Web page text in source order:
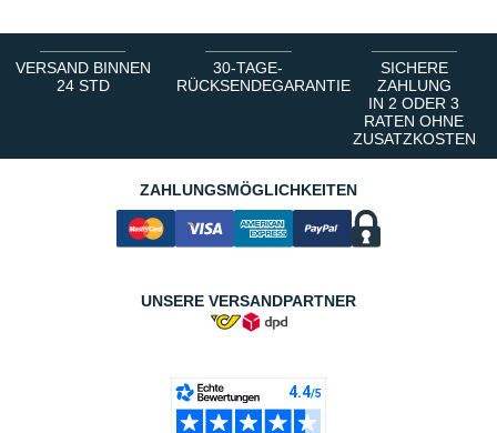
VERSAND BINNEN
24 STD
30-TAGE-
RÜCKSENDEGARANTIE
SICHERE
ZAHLUNG
IN 2 ODER 3
RATEN OHNE
ZUSATZKOSTEN
ZAHLUNGSMÖGLICHKEITEN
UNSERE VERSANDPARTNER